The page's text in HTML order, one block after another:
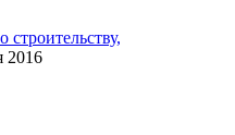
строительству,
2016